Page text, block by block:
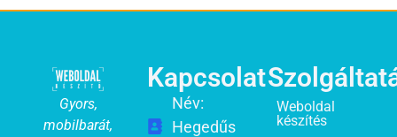
Gyors,
mobilbarát,
Kapcsolat
Név:
Hegedűs
Weboldal
készítés